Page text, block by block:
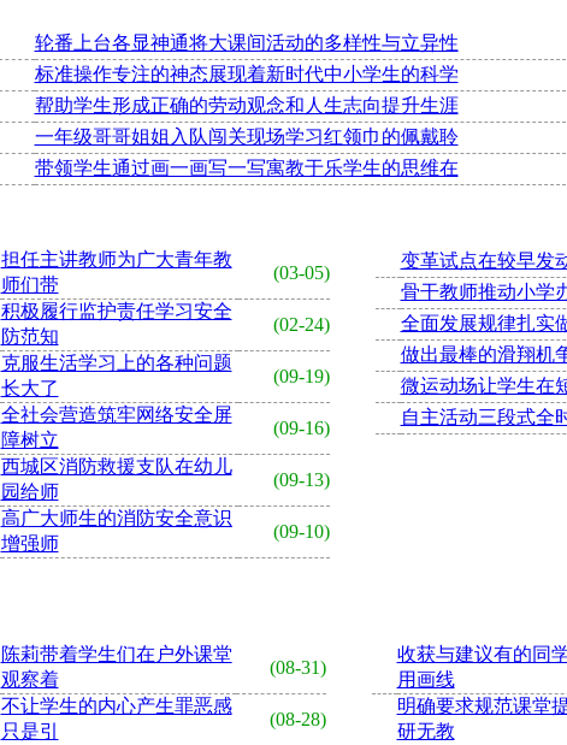
轮番上台各显神通将大课间活动的多样性与立异性
标准操作专注的神态展现着新时代中小学生的科学
帮助学生形成正确的劳动观念和人生志向提升生涯
一年级哥哥姐姐入队闯关现场学习红领巾的佩戴聆
带领学生通过画一画写一写寓教于乐学生的思维在
担任主讲教师为广大青年教
师们带
(03-05)
积极履行监护责任学习安全
防范知
(02-24)
克服生活学习上的各种问题
长大了
(09-19)
全社会营造筑牢网络安全屏
障树立
(09-16)
西城区消防救援支队在幼儿
园给师
(09-13)
高广大师生的消防安全意识
增强师
(09-10)
变革试点在较早发
骨干教师推动小学
全面发展规律扎实
做出最棒的滑翔机
微运动场让学生在
自主活动三段式全
陈莉带着学生们在户外课堂
观察着
(08-31)
不让学生的内心产生罪恶感
只是引
(08-28)
收获与建议有的同
用画线
明确要求规范课堂
研无教